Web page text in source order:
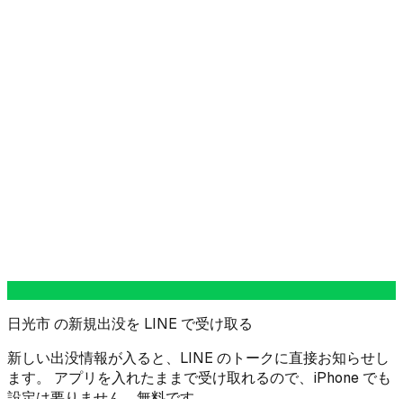
日光市 の新規出没を LINE で受け取る
新しい出没情報が入ると、LINE のトークに直接お知らせし
ます。 アプリを入れたままで受け取れるので、iPhone でも